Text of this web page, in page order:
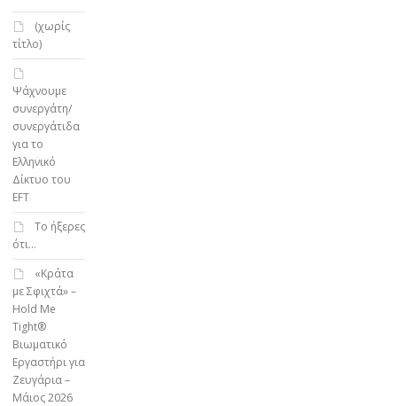
(χωρίς
τίτλο)
Ψάχνουμε
συνεργάτη/
συνεργάτιδα
για το
Ελληνικό
Δίκτυο του
EFT
To ήξερες
ότι…
«Κράτα
με Σφιχτά» –
Hold Me
Tight®
Βιωματικό
Εργαστήρι για
Ζευγάρια –
Μάιος 2026